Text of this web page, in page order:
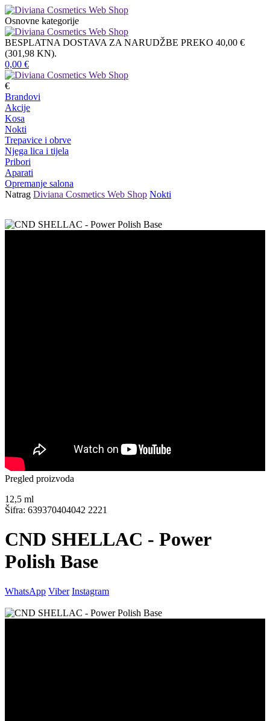
Osnovne kategorije
BESPLATNA DOSTAVA ZA NARUDŽBE PREKO 40,00 €
(301,98 KN).
0,00 €
€
Brandovi
Akcije
Kosa
Nokti
Trepavice i obrve
Njega lica i tijela
Pribori
Aparati
Opremanje salona
Natrag Diviana Cosmetics Web Shop Nokti
Pregled proizvoda
12,5 ml
Šifra: 639370404042 2221
CND SHELLAC - Power
Polish Base
WhatsApp Viber Instagram